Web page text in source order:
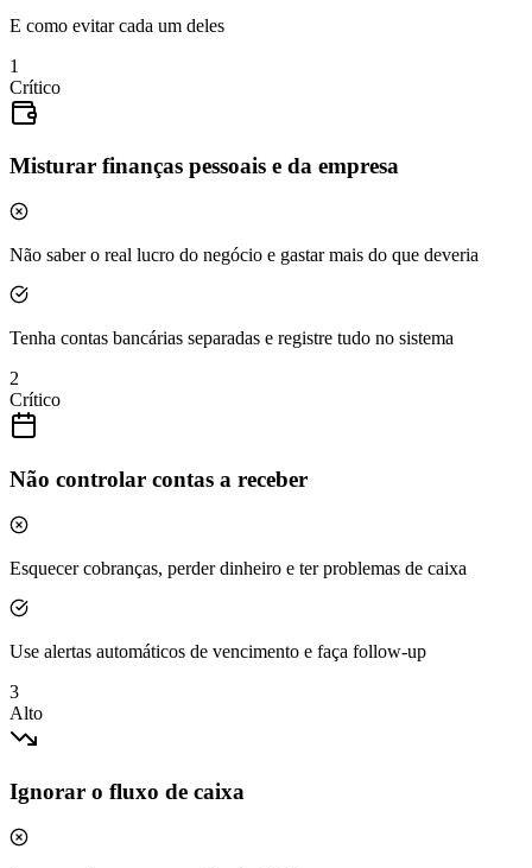
E como evitar cada um deles
1
Crítico
Misturar finanças pessoais e da empresa
Não saber o real lucro do negócio e gastar mais do que deveria
Tenha contas bancárias separadas e registre tudo no sistema
2
Crítico
Não controlar contas a receber
Esquecer cobranças, perder dinheiro e ter problemas de caixa
Use alertas automáticos de vencimento e faça follow-up
3
Alto
Ignorar o fluxo de caixa